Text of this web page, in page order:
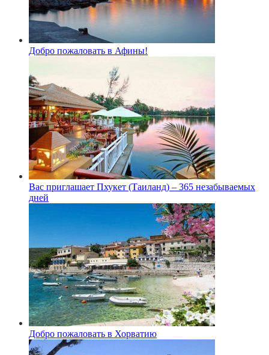
Добро пожаловать в Афины!
Вас приглашает Пхукет (Таиланд) – 365 незабываемых
дней
Добро пожаловать в Хорватию